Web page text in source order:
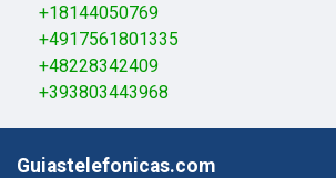
+18144050769
+4917561801335
+48228342409
+393803443968
Guiastelefonicas.com